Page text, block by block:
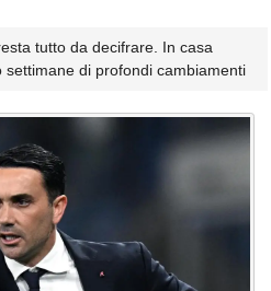
tutto da decifrare. In casa
di profondi cambiamenti